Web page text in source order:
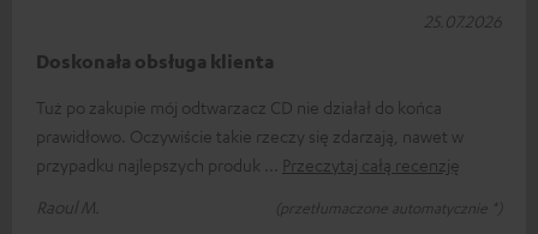
Doskonała obsługa klienta
Tuż po zakupie mój odtwarzacz CD nie działał do końca
prawidłowo. Oczywiście takie rzeczy się zdarzają, nawet w
przypadku najlepszych produk
Przeczytaj całą recenzję
Raoul M.
(przetłumaczone automatycznie *)
25.07.2026